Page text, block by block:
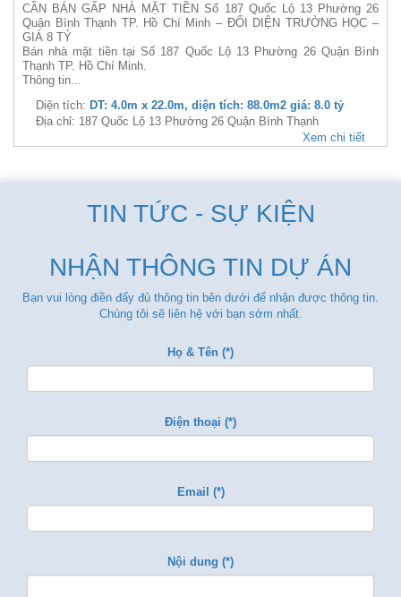
CẦN BÁN GẤP NHÀ MẶT TIỀN Số 187 Quốc Lộ 13 Phường 26
Quận Bình Thạnh TP. Hồ Chí Minh – ĐỐI DIỆN TRƯỜNG HỌC –
GIÁ 8 TỶ
Bán nhà mặt tiền tại Số 187 Quốc Lộ 13 Phường 26 Quận Bình
Thạnh TP. Hồ Chí Minh.
Thông tin...
Diện tích: DT: 4.0m x 22.0m, diện tích: 88.0m2 giá: 8.0 tỷ
Địa chỉ: 187 Quốc Lộ 13 Phường 26 Quận Bình Thạnh
Xem chi tiết
TIN TỨC - SỰ KIỆN
NHẬN THÔNG TIN DỰ ÁN
Bạn vui lòng điền đẩy đủ thông tin bên dưới để nhận được thông tin.
Chúng tôi sẽ liên hệ với bạn sớm nhất.
Họ & Tên (*)
Điện thoại (*)
Email (*)
Nội dung (*)